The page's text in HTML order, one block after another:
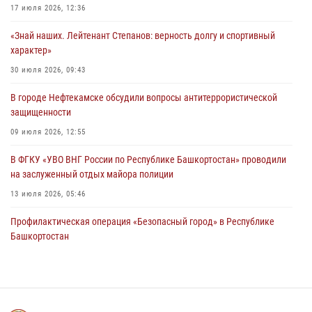
совершении особо тяжкого преступления
29 июля 2026, 11:52
хищении товара из магазина
29 июля 2026, 05:41
17 июля 2026, 12:36
«Знай наших. Лейтенант Степанов: верность долгу и спортивный
характер»
30 июля 2026, 09:43
В городе Нефтекамске обсудили вопросы антитеррористической
защищенности
09 июля 2026, 12:55
В ФГКУ «УВО ВНГ России по Республике Башкортостан» проводили
на заслуженный отдых майора полиции
13 июля 2026, 05:46
Профилактическая операция «Безопасный город» в Республике
Башкортостан